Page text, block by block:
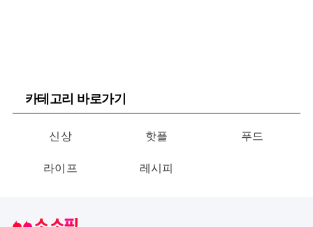
카테고리 바로가기
신상 핫플 푸드
라이프 레시피